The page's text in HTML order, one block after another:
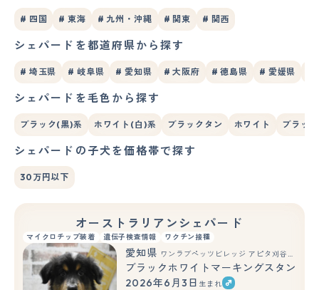
# 四国 # 東海 # 九州・沖縄 # 関東 # 関西
シェパードを都道府県から探す
# 埼玉県 # 岐阜県 # 愛知県 # 大阪府 # 徳島県 # 愛媛県
シェパードを毛色から探す
ブラック(黒)系 ホワイト(白)系 ブラックタン ホワイト ブラッ
シェパードの子犬を価格帯で探す
30万円以下
オーストラリアンシェパード
マイクロチップ装着 遺伝子検査情報 ワクチン接種
愛知県 ワンラブペッツビレッジ アピタ刈谷店(FC)
ブラックホワイトマーキングスタンポ
2026年6月3日 生まれ